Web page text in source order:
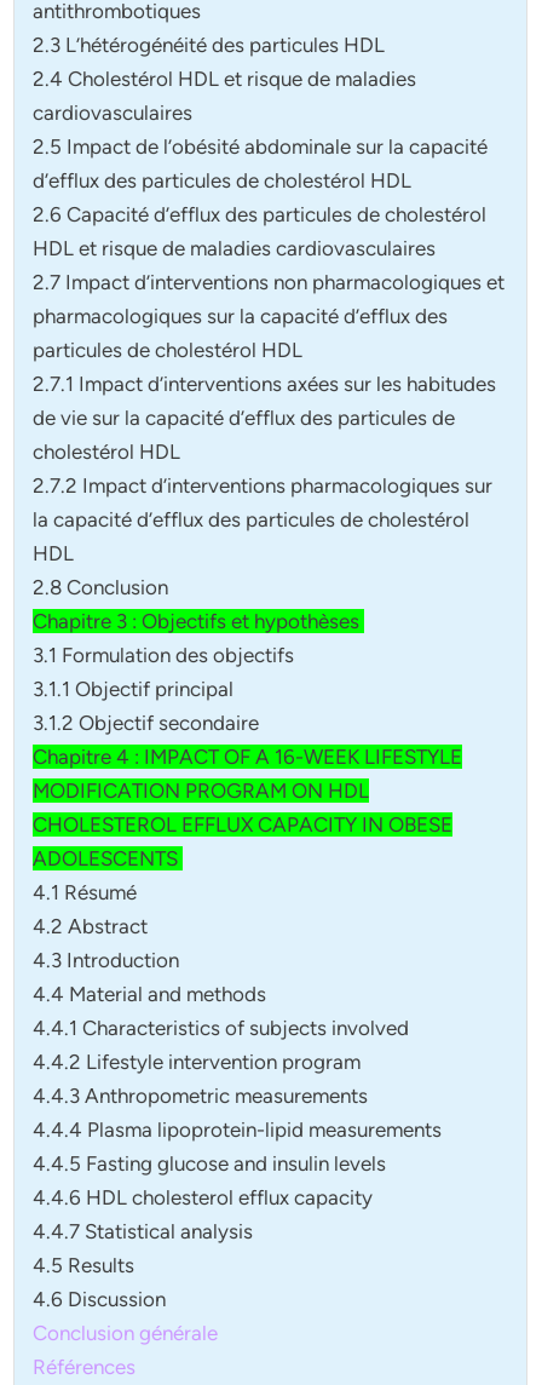
antithrombotiques
2.3 L’hétérogénéité des particules HDL
2.4 Cholestérol HDL et risque de maladies
cardiovasculaires
2.5 Impact de l’obésité abdominale sur la capacité
d’efflux des particules de cholestérol HDL
2.6 Capacité d’efflux des particules de cholestérol
HDL et risque de maladies cardiovasculaires
2.7 Impact d’interventions non pharmacologiques et
pharmacologiques sur la capacité d’efflux des
particules de cholestérol HDL
2.7.1 Impact d’interventions axées sur les habitudes
de vie sur la capacité d’efflux des particules de
cholestérol HDL
2.7.2 Impact d’interventions pharmacologiques sur
la capacité d’efflux des particules de cholestérol
HDL
2.8 Conclusion
Chapitre 3 : Objectifs et hypothèses
3.1 Formulation des objectifs
3.1.1 Objectif principal
3.1.2 Objectif secondaire
Chapitre 4 : IMPACT OF A 16-WEEK LIFESTYLE
MODIFICATION PROGRAM ON HDL
CHOLESTEROL EFFLUX CAPACITY IN OBESE
ADOLESCENTS
4.1 Résumé
4.2 Abstract
4.3 Introduction
4.4 Material and methods
4.4.1 Characteristics of subjects involved
4.4.2 Lifestyle intervention program
4.4.3 Anthropometric measurements
4.4.4 Plasma lipoprotein-lipid measurements
4.4.5 Fasting glucose and insulin levels
4.4.6 HDL cholesterol efflux capacity
4.4.7 Statistical analysis
4.5 Results
4.6 Discussion
Conclusion générale
Références